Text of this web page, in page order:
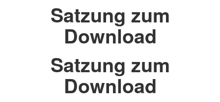
Satzung zum
Download
Satzung zum
Download